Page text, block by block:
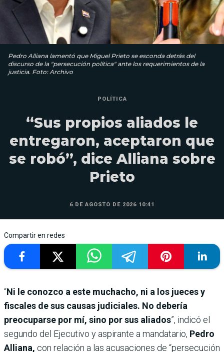
Pedro Alliana lamentó que Miguel Prieto se esconda detrás del
discurso de la "persecución política" ante los requerimientos de la
justicia. Foto: Archivo
POLÍTICA
“Sus propios aliados le
entregaron, aceptaron que
se robó”, dice Alliana sobre
Prieto
6 DE AGOSTO DE 2026 10:41
Compartir en redes
“Ni le conozco a este muchacho, ni a los jueces y
fiscales de sus causas judiciales. No debería
preocuparse por mí, sino por sus aliados”, indicó el
segundo del Ejecutivo y aspirante a mandatario, Pedro
Alliana, con relación a las acusaciones de “persecución